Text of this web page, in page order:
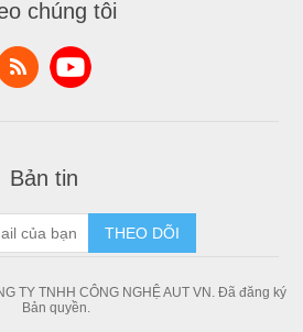
chúng tôi
Bản tin
THEO DÕI
TY TNHH CÔNG NGHỆ AUT VN. Đã đăng ký
Bản quyền.